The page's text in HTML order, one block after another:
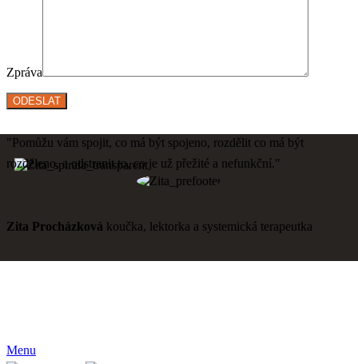
Zpráva
"Pomůžu vám spojit, co má být spojeno, rozdělit co má být
rozděleno, a odstranit to, co je už přežité a nefunkční."
Zita Procházková koučka, lektorka a systemická terapeutka
Menu